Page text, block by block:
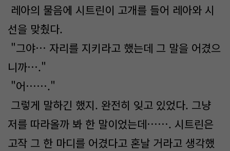
레아의 물음에 시트린이 고개를 들어 레아와 시
선을 맞췄다.
"그야… 자리를 지키라고 했는데 그 말을 어겼으
니까…."
"어……."
그렇게 말하긴 했지. 완전히 잊고 있었다. 그냥
저를 따라올까 봐 한 말이었는데……. 시트린은
고작 그 한 마디를 어겼다고 혼날 거라고 생각했